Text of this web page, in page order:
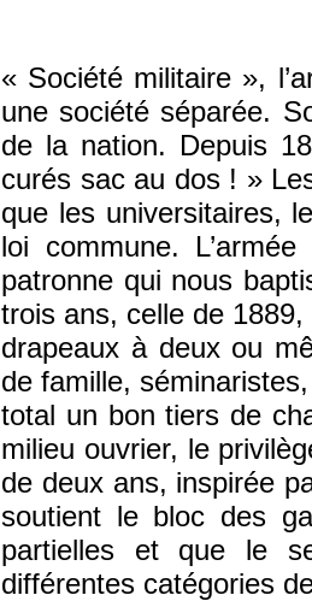
« Société militaire »,
une société séparée.
de la nation. Depuis
curés sac au dos ! »
que les universitaires,
loi commune.
patronne qui nous
trois ans, celle de
drapeaux à deux ou
de famille,
total un bon tiers de
milieu ouvrier, le
de deux ans, inspirée
soutient le bloc des
partielles et que le
différentes catégories